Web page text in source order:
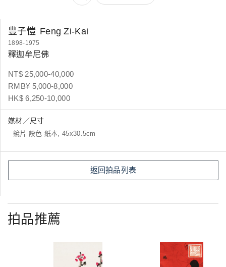
豐子愷 Feng Zi-Kai
1898-1975
釋迦牟尼佛
NT$ 25,000-40,000
RMB¥ 5,000-8,000
HK$ 6,250-10,000
媒材／尺寸
鏡片 設色 紙本, 45x30.5cm
返回拍品列表
拍品推薦